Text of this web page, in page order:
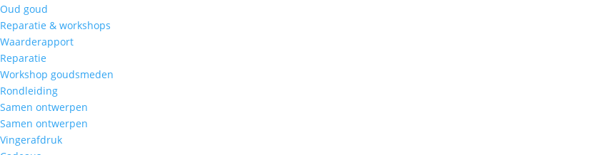
Oud goud
Reparatie & workshops
Waarderapport
Reparatie
Workshop goudsmeden
Rondleiding
Samen ontwerpen
Samen ontwerpen
Vingerafdruk